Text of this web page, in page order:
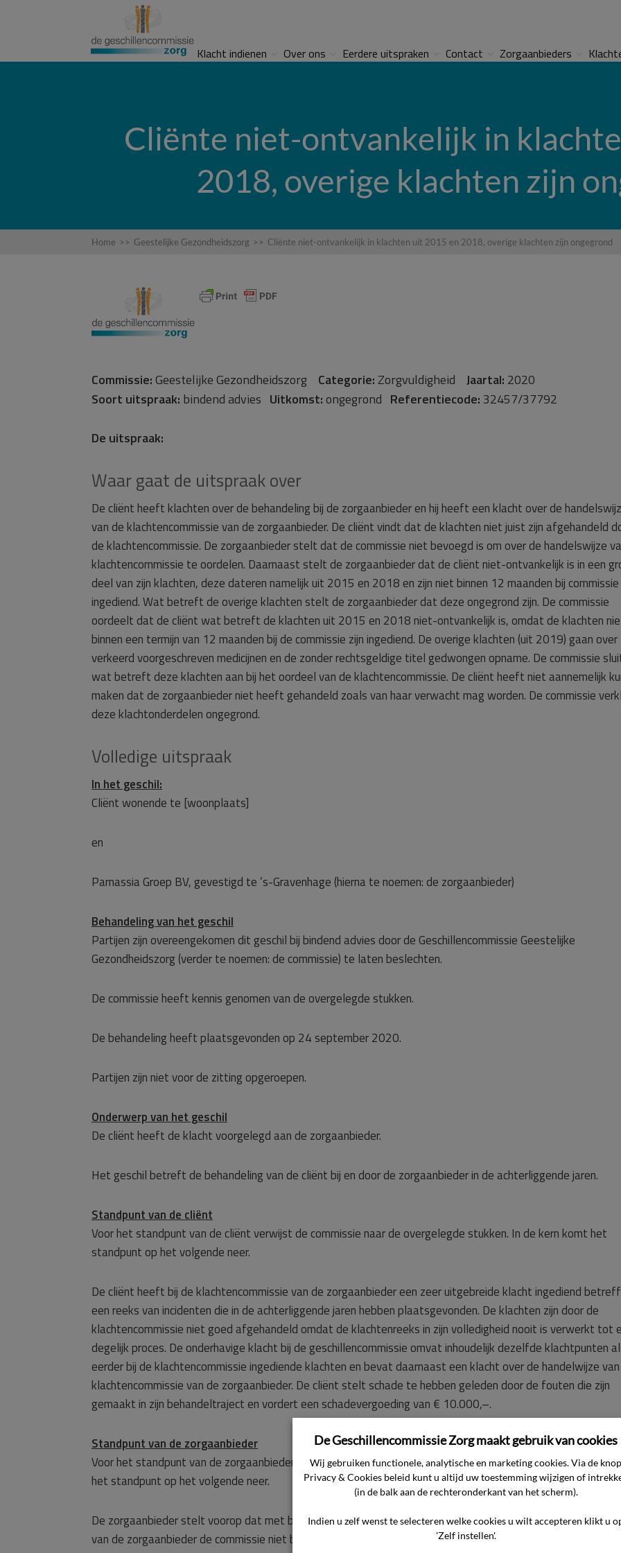
Klacht indienen Over ons Eerdere uitspraken Contact Zorgaanbieders
Cliënte niet-ontvankelijk in
2018, overige klachten zijn
Home >> Geestelijke Gezondheidszorg >> Cliënte niet-ontvankelijk in klachten uit 2015 en 2018, overige klachten zijn ongegrond
Commissie:Geestelijke Gezondheidszorg Categorie:Zorgvuldigheid Jaartal: 2020
Soort uitspraak: bindend advies Uitkomst:ongegrond Referentiecode: 32457/37792
De uitspraak:
Waar gaat de uitspraak over
De cliënt heeft klachten over de behandeling bij de zorgaanbieder en hij heeft een klacht over de
van de klachtencommissie van de zorgaanbieder. De cliënt vindt dat de klachten niet juist zijn afgehandeld
de klachtencommissie. De zorgaanbieder stelt dat de commissie niet bevoegd is om over de handelswijze
klachtencommissie te oordelen. Daarnaast stelt de zorgaanbieder dat de cliënt niet-ontvankelijk is in een
deel van zijn klachten, deze dateren namelijk uit 2015 en 2018 en zijn niet binnen 12 maanden bij commissie
ingediend. Wat betreft de overige klachten stelt de zorgaanbieder dat deze ongegrond zijn. De commissie
oordeelt dat de cliënt wat betreft de klachten uit 2015 en 2018 niet-ontvankelijk is, omdat de klachten
binnen een termijn van 12 maanden bij de commissie zijn ingediend. De overige klachten (uit 2019) gaan over
verkeerd voorgeschreven medicijnen en de zonder rechtsgeldige titel gedwongen opname. De commissie
wat betreft deze klachten aan bij het oordeel van de klachtencommissie. De cliënt heeft niet aannemelijk
maken dat de zorgaanbieder niet heeft gehandeld zoals van haar verwacht mag worden. De commissie
deze klachtonderdelen ongegrond.
Volledige uitspraak
In het geschil:
Cliënt wonende te [woonplaats]
en
Parnassia Groep BV, gevestigd te ’s-Gravenhage (hierna te noemen: de zorgaanbieder)
Behandeling van het geschil
Partijen zijn overeengekomen dit geschil bij bindend advies door de Geschillencommissie Geestelijke
Gezondheidszorg (verder te noemen: de commissie) te laten beslechten.
De commissie heeft kennis genomen van de overgelegde stukken.
De behandeling heeft plaatsgevonden op 24 september 2020.
Partijen zijn niet voor de zitting opgeroepen.
Onderwerp van het geschil
De cliënt heeft de klacht voorgelegd aan de zorgaanbieder.
Het geschil betreft de behandeling van de cliënt bij en door de zorgaanbieder in de achterliggende jaren.
Standpunt van de cliënt
Voor het standpunt van de cliënt verwijst de commissie naar de overgelegde stukken. In de kern komt het
standpunt op het volgende neer.
De cliënt heeft bij de klachtencommissie van de zorgaanbieder een zeer uitgebreide klacht ingediend
een reeks van incidenten die in de achterliggende jaren hebben plaatsgevonden. De klachten zijn door de
klachtencommissie niet goed afgehandeld omdat de klachtenreeks in zijn volledigheid nooit is verwerkt tot
degelijk proces. De onderhavige klacht bij de geschillencommissie omvat inhoudelijk dezelfde klachtpunten
eerder bij de klachtencommissie ingediende klachten en bevat daarnaast een klacht over de handelwijze
klachtencommissie van de zorgaanbieder. De cliënt stelt schade te hebben geleden door de fouten die zijn
gemaakt in zijn behandeltraject en vordert een schadevergoeding van € 10.000,–.
Standpunt van de zorgaanbieder
Voor het standpunt van de zorgaanbieder verwijst de commissie naar de overgelegde stukken. In de kern
het standpunt op het volgende neer.
De zorgaanbieder stelt voorop dat met betrekking tot de klacht over de werkwijze van de
van de zorgaanbieder de commissie niet bevoegd is tot behandeling van die klacht dan wel dat de cliënt niet-
De Geschillencommissie Zorg maakt gebruik van cookies
Wij gebruiken functionele, analytische en marketing cookies. Via de knop
Privacy & Cookies beleid kunt u altijd uw toestemming wijzigen of
(in de balk aan de rechteronderkant van het scherm).
Indien u zelf wenst te selecteren welke cookies u wilt accepteren klikt u
'Zelf instellen'.